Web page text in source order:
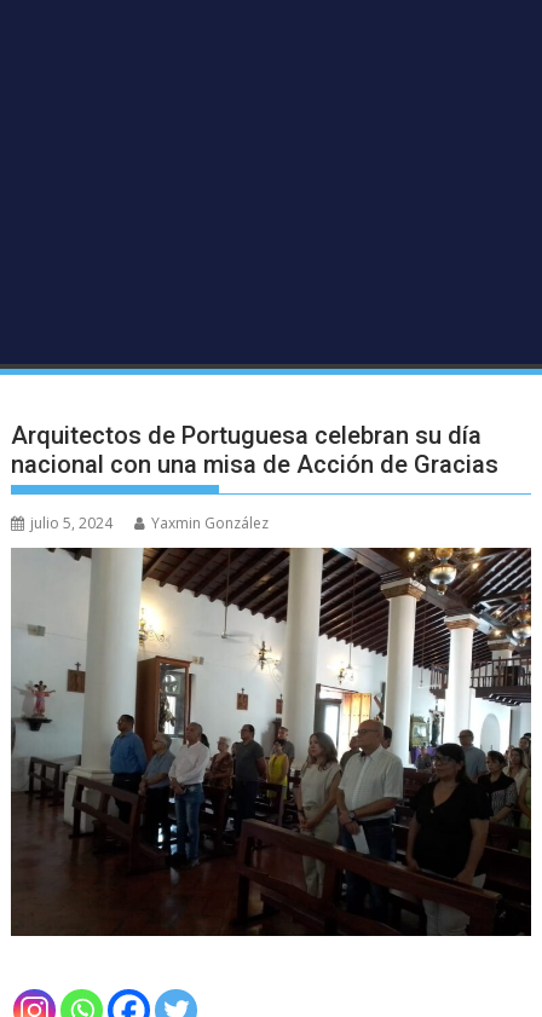
Arquitectos de Portuguesa celebran su día
nacional con una misa de Acción de Gracias
julio 5, 2024 Yaxmin González